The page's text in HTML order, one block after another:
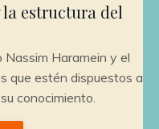
la estructura del
Nassim Haramein y el
que estén dispuestos a
conocimiento.